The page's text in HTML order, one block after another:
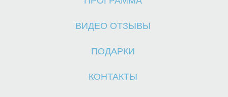
ВИДЕО ОТЗЫВЫ
ПОДАРКИ
КОНТАКТЫ